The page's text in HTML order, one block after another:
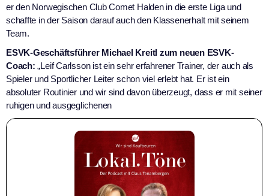
er den Norwegischen Club Comet Halden in die erste Liga und
schaffte in der Saison darauf auch den Klassenerhalt mit seinem
Team.
ESVK-Geschäftsführer Michael Kreitl zum neuen ESVK-
Coach:„Leif Carlsson ist ein sehr erfahrener Trainer, der auch als
Spieler und Sportlicher Leiter schon viel erlebt hat. Er ist ein
absoluter Routinier und wir sind davon überzeugt, dass er mit seiner
ruhigen und ausgeglichenen